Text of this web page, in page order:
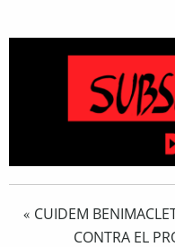
« CUIDEM
CONTRA EL